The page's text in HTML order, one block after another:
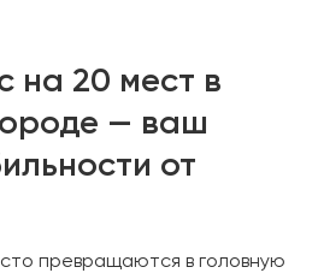
на 20 мест в
— ваш
от
превращаются в головную